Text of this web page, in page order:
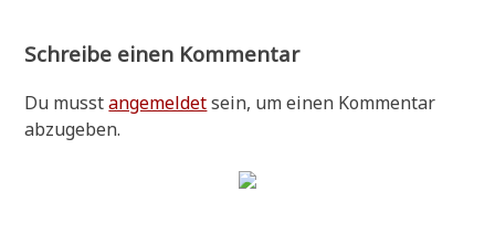
Schreibe einen Kommentar
Du musstangemeldetsein, um einen Kommentar
abzugeben.